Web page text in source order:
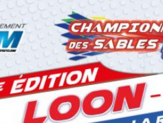
les engagements